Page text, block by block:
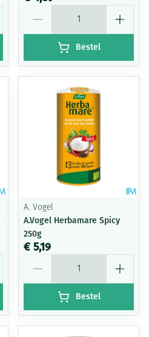
Bestel
A. Vogel
A.Vogel Herbamare Spicy
250g
€ 5,19
Bestel